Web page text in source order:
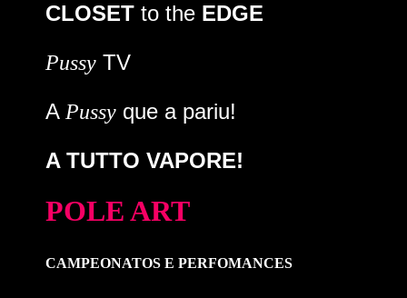
CLOSET to the EDGE
Pussy TV
A Pussy que a pariu!
A TUTTO VAPORE!
POLE ART
CAMPEONATOS E PERFOMANCES